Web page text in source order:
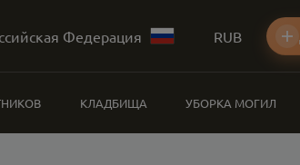
Федерация RUB
КЛАДБИЩА УБОРКА МОГИЛ